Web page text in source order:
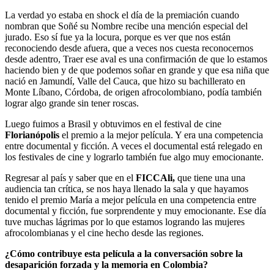
La verdad yo estaba en shock el día de la premiación cuando
nombran que Soñé su Nombre recibe una mención especial del
jurado. Eso sí fue ya la locura, porque es ver que nos están
reconociendo desde afuera, que a veces nos cuesta reconocernos
desde adentro, Traer ese aval es una confirmación de que lo estamos
haciendo bien y de que podemos soñar en grande y que esa niña que
nació en Jamundí, Valle del Cauca, que hizo su bachillerato en
Monte Líbano, Córdoba, de origen afrocolombiano, podía también
lograr algo grande sin tener roscas.
Luego fuimos a Brasil y obtuvimos en el festival de cine
Florianópolis el premio a la mejor película. Y era una competencia
entre documental y ficción. A veces el documental está relegado en
los festivales de cine y lograrlo también fue algo muy emocionante.
Regresar al país y saber que en el FICCAli, que tiene una una
audiencia tan crítica, se nos haya llenado la sala y que hayamos
tenido el premio María a mejor película en una competencia entre
documental y ficción, fue sorprendente y muy emocionante. Ese día
tuve muchas lágrimas por lo que estamos logrando las mujeres
afrocolombianas y el cine hecho desde las regiones.
¿Cómo contribuye esta película a la conversación sobre la
desaparición forzada y la memoria en Colombia?